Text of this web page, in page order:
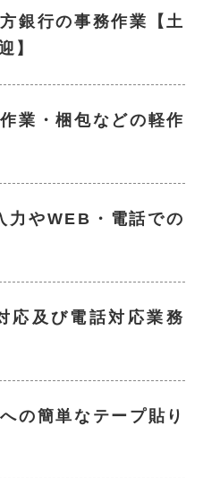
銀行の事務作業【土
】
業・梱包などの軽作
力やWEB・電話での
応及び電話対応業務
の簡単なテープ貼り